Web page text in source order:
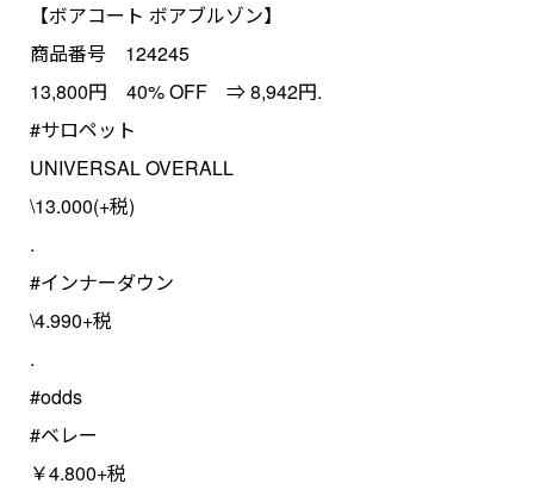
【ボアコート ボアブルゾン】
商品番号 124245
13,800円 40% OFF ⇒ 8,942円.
#サロペット
UNIVERSAL OVERALL
\13.000(+税)
.
#インナーダウン
\4.990+税
.
#odds
#ベレー
￥4.800+税